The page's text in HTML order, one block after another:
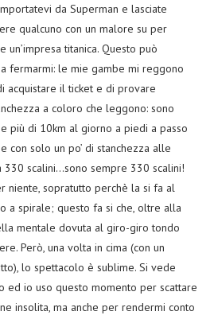
da Superman e lasciate
qualcuno con un malore su per
titanica. Questo può
fermarmi: le mie gambe mi reggono
acquistare il ticket e di provare
a coloro che leggono: sono
più di 10km al giorno a piedi a passo
con solo un po’ di stanchezza alle
330 scalini…sono sempre 330 scalini!
niente, sopratutto perchè la si fa al
a spirale; questo fa si che, oltre alla
mentale dovuta al giro-giro tondo
Però, una volta in cima (con un
lo spettacolo è sublime. Si vede
ed io uso questo momento per scattare
insolita, ma anche per rendermi conto